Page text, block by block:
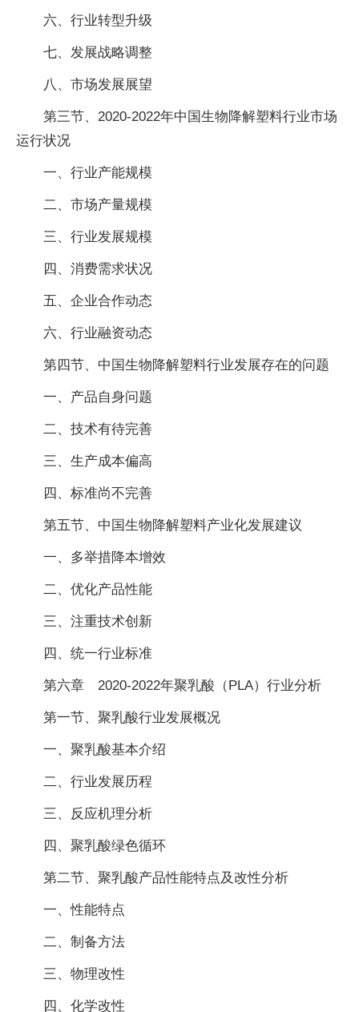
六、行业转型升级
七、发展战略调整
八、市场发展展望
第三节、2020-2022年中国生物降解塑料行业市场
运行状况
一、行业产能规模
二、市场产量规模
三、行业发展规模
四、消费需求状况
五、企业合作动态
六、行业融资动态
第四节、中国生物降解塑料行业发展存在的问题
一、产品自身问题
二、技术有待完善
三、生产成本偏高
四、标准尚不完善
第五节、中国生物降解塑料产业化发展建议
一、多举措降本增效
二、优化产品性能
三、注重技术创新
四、统一行业标准
第六章 2020-2022年聚乳酸（PLA）行业分析
第一节、聚乳酸行业发展概况
一、聚乳酸基本介绍
二、行业发展历程
三、反应机理分析
四、聚乳酸绿色循环
第二节、聚乳酸产品性能特点及改性分析
一、性能特点
二、制备方法
三、物理改性
四、化学改性